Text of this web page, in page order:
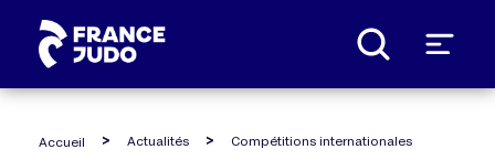
Accueil Actualités
Compétitions internationales